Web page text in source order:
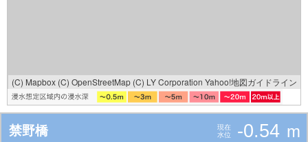
(C) Mapbox (C) OpenStreetMap (C) LY Corporation Yahoo!地図ガイドライン
禁野橋
現在
水位
-0.54 m